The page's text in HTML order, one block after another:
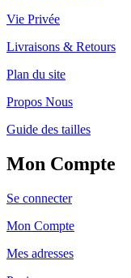
Vie Privée
Livraisons & Retours
Plan du site
Propos Nous
Guide des tailles
Mon Compte
Se connecter
Mon Compte
Mes adresses